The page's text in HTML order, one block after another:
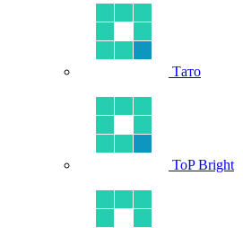
Тато
ToP Bright